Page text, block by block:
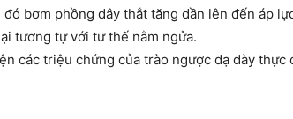
bơm phồng dây thắt tăng dần lên đến áp
tương tự với tư thế nằm ngửa.
các triệu chứng của trào ngược dạ dày thực